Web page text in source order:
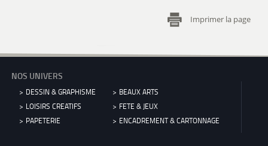
Imprimer la page
NOS UNIVERS
DESSIN & GRAPHISME
BEAUX ARTS
LOISIRS CREATIFS
FETE & JEUX
PAPETERIE
ENCADREMENT & CARTONNAGE